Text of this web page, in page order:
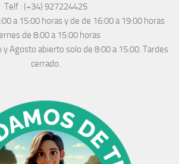
Telf : (+34) 927224425
a 15:00 horas y de de 16:00 a 19:00 horas
de 8:00 a 15:00 horas
y Agosto abierto solo de 8:00 a 15:00. Tardes
cerrado.